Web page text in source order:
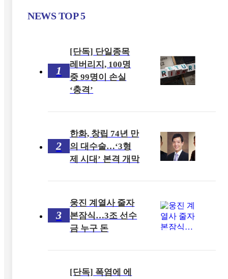
NEWSTOP 5
1
[단독] 단일종목
레버리지, 100명
중 99명이 손실
‘충격’
2
한화, 창립 74년 만
의 대수술…‘3형
제 시대’ 본격 개막
3
웅진 계열사 줄자
본잠식…3조 선수
금 누구 돈
[단독] 폭염에 에